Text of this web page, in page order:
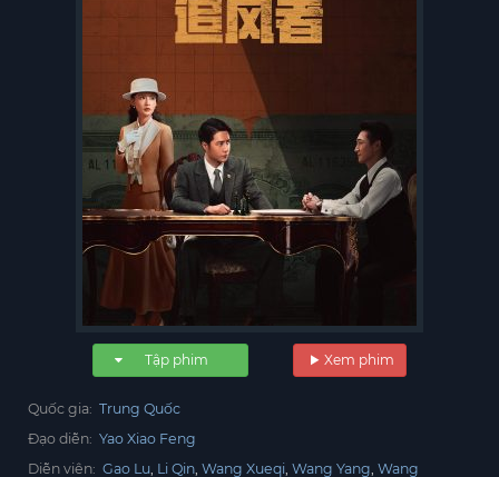
Xem phim
Tập phim
Quốc gia: Trung Quốc
Đạo diễn: Yao Xiao Feng
Diễn viên: Gao Lu Li Qin Wang Xueqi Wang Yang Wang